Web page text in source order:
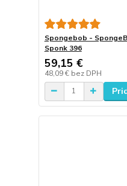
Spongebob -
Sponk 396
59,15 €
48,09 € bez DPH